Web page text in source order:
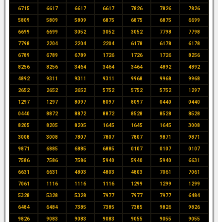
6715 6617 6617 6617 7826 7826 7826
5809 5809 5809 6875 6875 6875 6699
6699 6699 3052 3052 3052 7798 7798
7798 2204 2204 2204 6178 6178 6178
6789 6789 6789 1726 1726 1726 8256
8256 8256 3464 3464 3464 4892 4892
4892 9311 9311 9311 9968 9968 9968
2652 2652 2652 5752 5752 5752 1297
1297 1297 8097 8097 8097 0440 0440
0440 8872 8872 8872 8528 8528 8528
8205 8205 8205 1645 1645 1645 3008
3008 3008 7807 7807 7807 9871 9871
9871 6885 6885 6885 0107 0107 0107
7586 7586 7586 5940 5940 5940 6631
6631 6631 4803 4803 4803 7061 7061
7061 1116 1116 1116 1299 1299 1299
5328 5328 5328 7977 7977 7977 6484
6484 6484 7385 7385 7385 9826 9826
9826 9083 9083 9083 9055 9055 9055